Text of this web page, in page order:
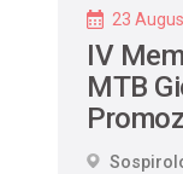
23
IV
MTB